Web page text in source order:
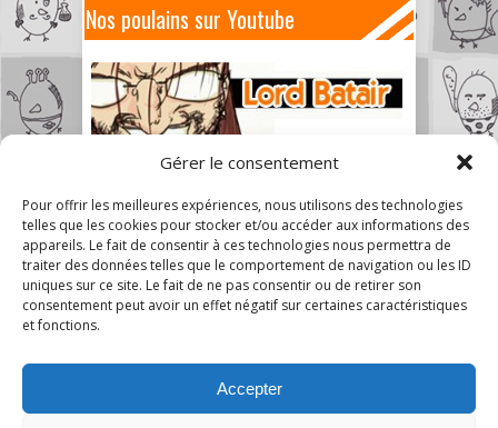
Gérer le consentement
Pour offrir les meilleures expériences, nous utilisons des technologies
telles que les cookies pour stocker et/ou accéder aux informations des
appareils. Le fait de consentir à ces technologies nous permettra de
traiter des données telles que le comportement de navigation ou les ID
uniques sur ce site. Le fait de ne pas consentir ou de retirer son
consentement peut avoir un effet négatif sur certaines caractéristiques
et fonctions.
Accepter
Nos poulains sur Youtube